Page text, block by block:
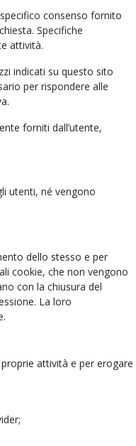
consenso fornito
Specifiche
attività.
indicati su questo sito
per rispondere alle
forniti dall’utente,
utenti, né vengono
dello stesso e per
cookie, che non vengono
con la chiusura del
La loro
attività e per erogare